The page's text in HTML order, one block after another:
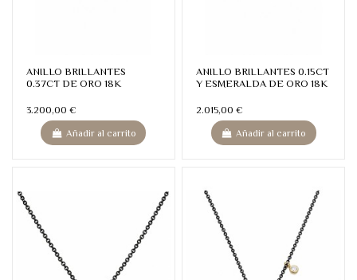
ANILLO BRILLANTES
0.37CT DE ORO 18K
3.200,00 €
Añadir al carrito
ANILLO BRILLANTES 0.15CT
Y ESMERALDA DE ORO 18K
2.015,00 €
Añadir al carrito